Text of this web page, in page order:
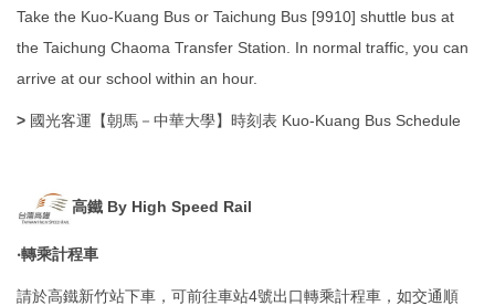
Take the Kuo-Kuang Bus or Taichung Bus [9910] shuttle bus at
the Taichung Chaoma Transfer Station. In normal traffic, you can
arrive at our school within an hour.
> 國光客運【朝馬－中華大學】時刻表 Kuo-Kuang Bus Schedule
高鐵 By High Speed Rail
‧轉乘計程車
請於高鐵新竹站下車，可前往車站4號出口轉乘計程車，如交通順